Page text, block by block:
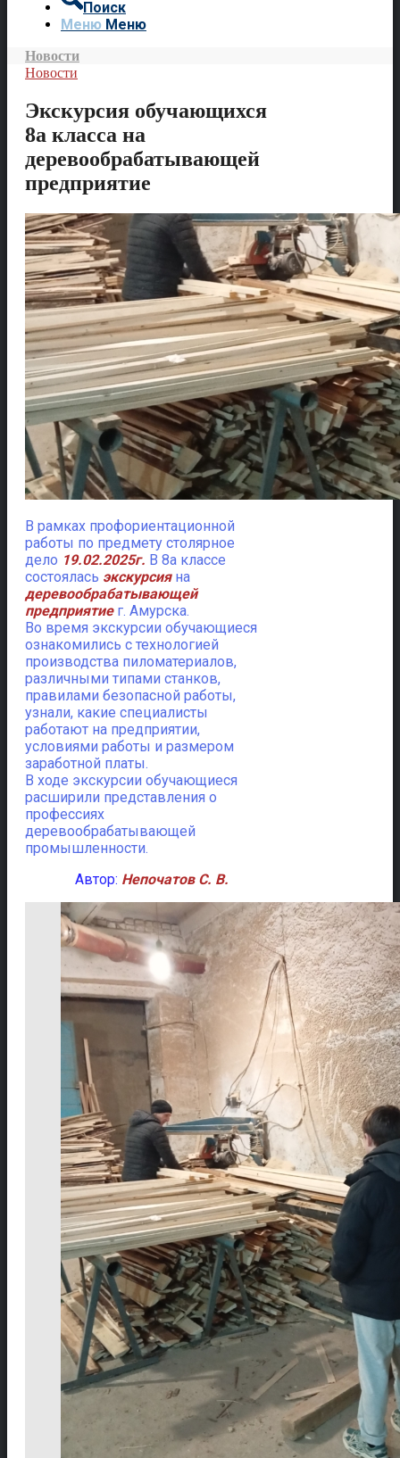
Поиск
Меню Меню
Новости
Новости
Экскурсия обучающихся
8а класса на
деревообрабатывающей
предприятие
В рамках профориентационной
работы по предмету столярное
дело 19.02.2025г. В 8а классе
состоялась экскурсияна
деревообрабатывающей
предприятиег. Амурска.
Во время экскурсии обучающиеся
ознакомились с технологией
производства пиломатериалов,
различными типами станков,
правилами безопасной работы,
узнали, какие специалисты
работают на предприятии,
условиями работы и размером
заработной платы.
В ходе экскурсии обучающиеся
расширили представления о
профессиях
деревообрабатывающей
промышленности.
Автор: Непочатов С. В.